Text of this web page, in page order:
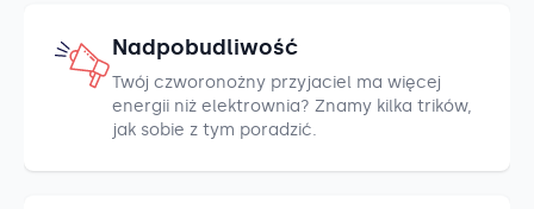
Nadpobudliwość
Twój czworonożny przyjaciel ma więcej
energii niż elektrownia? Znamy kilka trików,
jak sobie z tym poradzić.